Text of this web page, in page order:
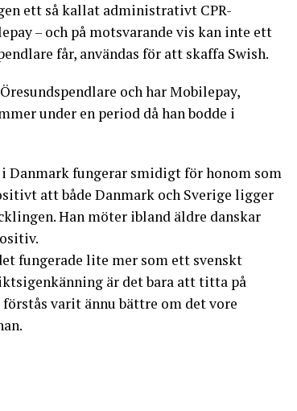
ett så kallat administrativt CPR-
– och på motsvarande vis kan inte ett
får, användas för att skaffa Swish.
och har Mobilepay,
under en period då han bodde i
Danmark fungerar smidigt för honom som
att både Danmark och Sverige ligger
Han möter ibland äldre danskar
fungerade lite mer som ett svenskt
är det bara att titta på
varit ännu bättre om det vore